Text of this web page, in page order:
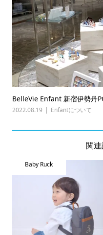
BelleVie Enfant 新宿伊勢丹
2022.08.19 Enfantについて
関
Baby Ruck